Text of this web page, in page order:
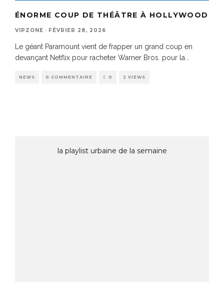
ÉNORME COUP DE THÉÂTRE À HOLLYWOOD
VIPZONE · FÉVRIER 28, 2026
Le géant Paramount vient de frapper un grand coup en
devançant Netflix pour racheter Warner Bros. pour la
NEWS 0 COMMENTAIRE 0 2 VIEWS
la playlist urbaine de la semaine